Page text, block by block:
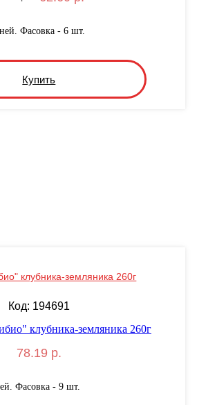
Фасовка - 6 шт.
Купить
клубника-земляника 260г
Код: 194691
78.19 р.
Фасовка - 9 шт.